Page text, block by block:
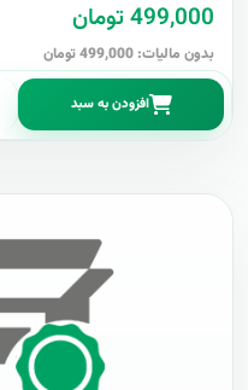
499,000 تومان
بدون مالیات: 499,000 تومان
افزودن به سبد